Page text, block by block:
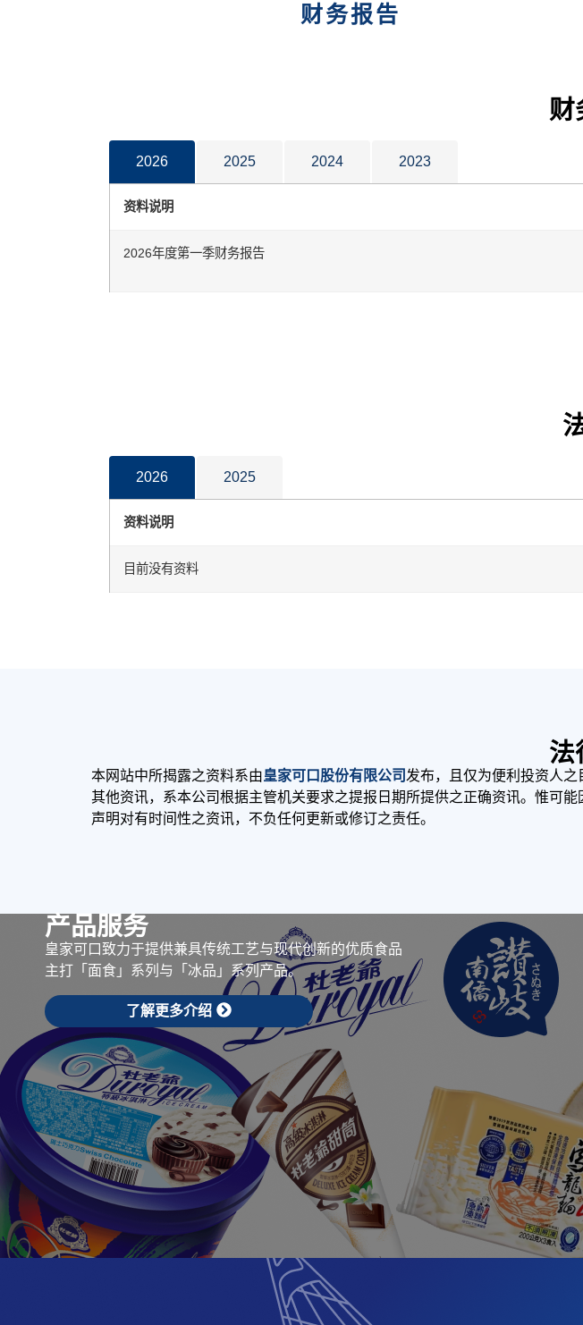
财务报告
财
2026 2025 2024 2023
资料说明
2026年度第一季财务报告
2026 2025
资料说明
目前没有资料
法
本网站中所揭露之资料系由皇家可口股份有限公司 发布，且仅为便利投资人
其他资讯，系本公司根据主管机关要求之提报日期所提供之正确资讯。惟可
声明对有时间性之资讯，不负任何更新或修订之责任。
产品服务
皇家可口致力于提供兼具传统工艺与现代创新的优质食品
主打「面食」系列与「冰品」系列产品。
了解更多介绍